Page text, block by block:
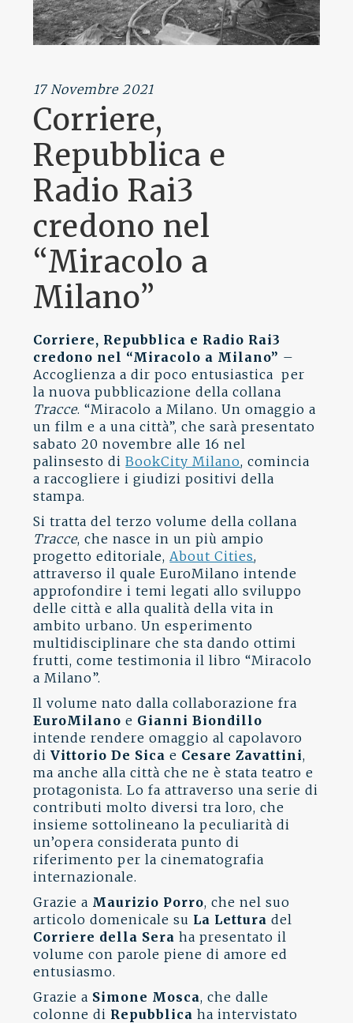
17 Novembre 2021
Corriere,
Repubblica e
Radio Rai3
credono nel
“Miracolo a
Milano”
Corriere, Repubblica e Radio Rai3
credono nel “Miracolo a Milano” –
Accoglienza a dir poco entusiastica per
la nuova pubblicazione della collana
Tracce. “Miracolo a Milano. Un omaggio a
un film e a una città”, che sarà presentato
sabato 20 novembre alle 16 nel
palinsesto diBookCity Milano, comincia
a raccogliere i giudizi positivi della
stampa.
Si tratta del terzo volume della collana
Tracce, che nasce in un più ampio
progetto editoriale,About Cities,
attraverso il quale EuroMilano intende
approfondire i temi legati allo sviluppo
delle città e alla qualità della vita in
ambito urbano. Un esperimento
multidisciplinare che sta dando ottimi
frutti, come testimonia il libro “Miracolo
a Milano”.
Il volume nato dalla collaborazione fra
EuroMilano e Gianni Biondillo
intende rendere omaggio al capolavoro
diVittorio De Sica e Cesare Zavattini,
ma anche alla città che ne è stata teatro e
protagonista. Lo fa attraverso una serie di
contributi molto diversi tra loro, che
insieme sottolineano la peculiarità di
un’opera considerata punto di
riferimento per la cinematografia
internazionale.
Grazie a Maurizio Porro, che nel suo
articolo domenicale su La Lettura del
Corriere della Sera ha presentato il
volume con parole piene di amore ed
entusiasmo.
Grazie a Simone Mosca, che dalle
colonne di Repubblica ha intervistato